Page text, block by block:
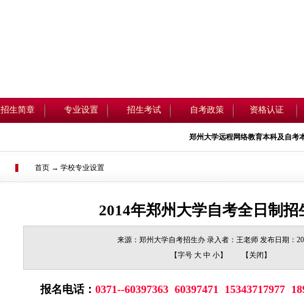
招生简章 专业设置 招生考试 自考政策 资格认证
郑州大学远程网络教育本科及自考本科(
首页 → 学校专业设置
2014年郑州大学自考全日制招
来源：郑州大学自考招生办 录入者：王老师 发布日期：
【字号 大 中 小】 【 关闭 】
报名电话： 0371--60397363 60397471 15343717977